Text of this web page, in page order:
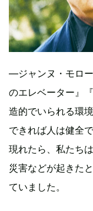
―ジャンヌ・モロ
のエレベーター』
造的でいられる環
できれば人は健全
現れたら、私たち
災害などが起きた
ていました。